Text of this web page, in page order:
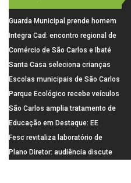
Guarda Municipal prende homem
por tentativa de furto em CEMEI
após cerco em São Carlos
Integra Cad: encontro regional de
segurança púbica será realizado
dia 10 de agosto em São Carlos
Comércio de São Carlos e Ibaté
terá horário especial para o dia
dos Pais
Santa Casa seleciona crianças
para pesquisa sobre dor de
crescimento
Escolas municipais de São Carlos
superam média Nacional do IDEB
Parque Ecológico recebe veículos
elétricos e moderniza rotina de
manejo dos animais
São Carlos amplia tratamento de
resíduos de saúde com autoclave
de última geração
Educação em Destaque: EE
Visconde da Cunha Bueno, em
Santa Eudóxia, alcança nota 7,8
Fesc revitaliza laboratório de
informática da Emeb Ulysses
Plano Diretor: audiência discute